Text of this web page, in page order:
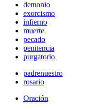
demonio
exorcismo
infierno
muerte
pecado
penitencia
purgatorio
padrenuestro
rosario
Oración